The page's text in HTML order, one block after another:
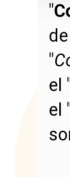
"
"
el
el